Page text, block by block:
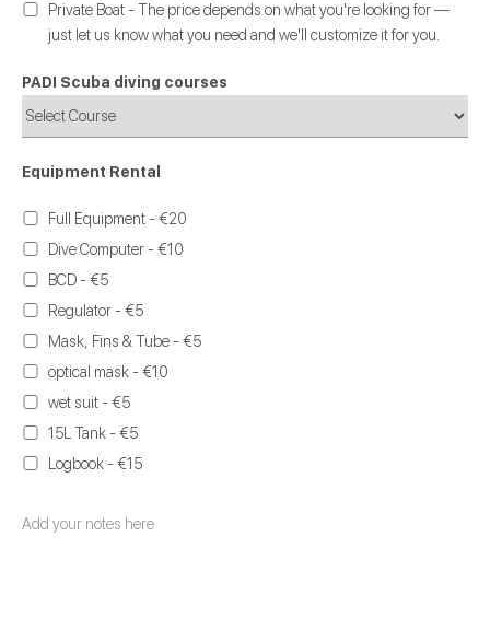
Private Boat - The price depends on what you're looking for —
just let us know what you need and we'll customize it for you.
PADI Scuba diving courses
Equipment Rental
Full Equipment - €20
Dive Computer - €10
BCD - €5
Regulator - €5
Mask, Fins & Tube - €5
optical mask - €10
wet suit - €5
15L Tank - €5
Logbook - €15